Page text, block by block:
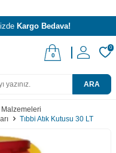
Kargo Bedava!
ARA
0
0
Malzemeleri
Tıbbi Atık Kutusu 30 LT